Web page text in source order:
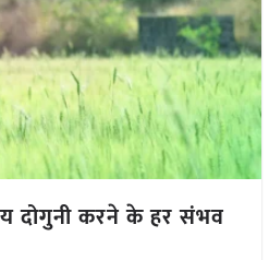
दोगुनी करने के हर संभव